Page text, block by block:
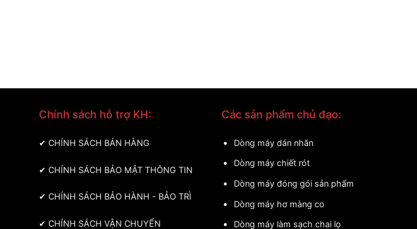
Chính sách hỗ trợ KH:
✔ CHÍNH SÁCH BÁN HÀNG
✔ CHÍNH SÁCH BẢO MẬT THÔNG TIN
✔ CHÍNH SÁCH BẢO HÀNH - BẢO TRÌ
✔ CHÍNH SÁCH VẬN CHUYỂN
Các sản phẩm chủ đạo:
Dòng máy dán nhãn
Dòng máy chiết rót
Dòng máy đóng gói sản phẩm
Dòng máy hơ màng co
Dòng máy làm sạch chai lọ